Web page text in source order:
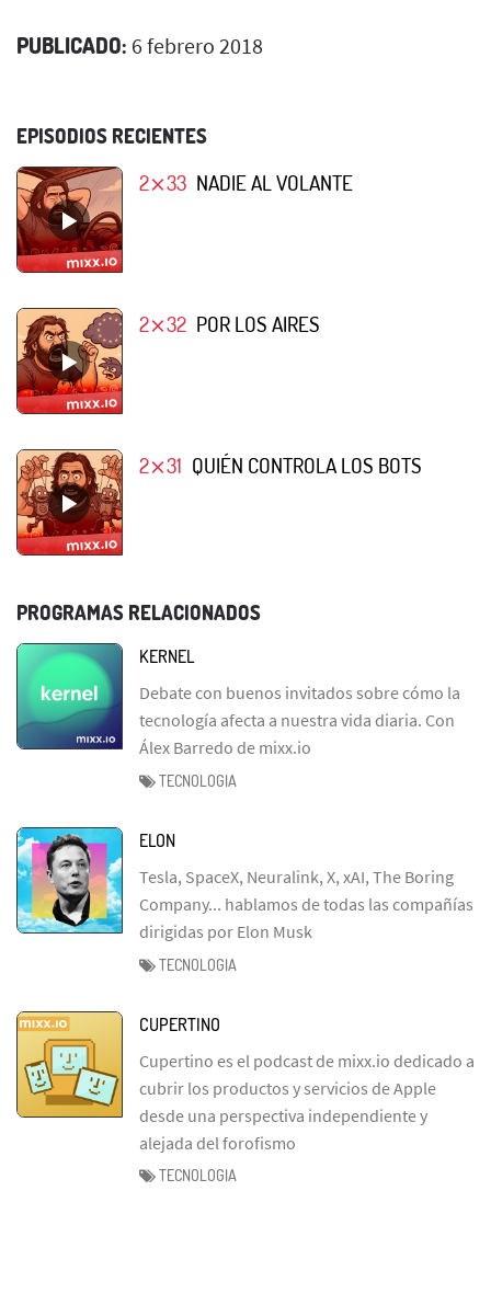
PUBLICADO: 6 febrero 2018
EPISODIOS RECIENTES
2⨯33 NADIE AL VOLANTE
2⨯32 POR LOS AIRES
2⨯31 QUIÉN CONTROLA LOS BOTS
PROGRAMAS RELACIONADOS
KERNEL
Debate con buenos invitados sobre cómo la
tecnología afecta a nuestra vida diaria. Con
Álex Barredo de mixx.io
TECNOLOGIA
ELON
Tesla, SpaceX, Neuralink, X, xAI, The Boring
Company... hablamos de todas las compañías
dirigidas por Elon Musk
TECNOLOGIA
CUPERTINO
Cupertino es el podcast de mixx.io dedicado a
cubrir los productos y servicios de Apple
desde una perspectiva independiente y
alejada del forofismo
TECNOLOGIA